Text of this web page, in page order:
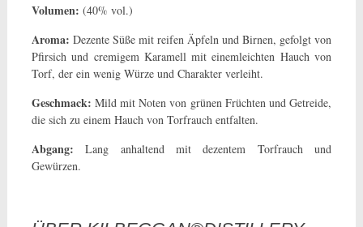
Volumen: (40% vol.)
Aroma: Dezente Süße mit reifen Äpfeln und Birnen, gefolgt von
Pfirsich und cremigem Karamell mit einemleichten Hauch von
Torf, der ein wenig Würze und Charakter verleiht.
Geschmack: Mild mit Noten von grünen Früchten und Getreide,
die sich zu einem Hauch von Torfrauch entfalten.
Abgang:Lang anhaltend mit dezentem Torfrauch und
Gewürzen.